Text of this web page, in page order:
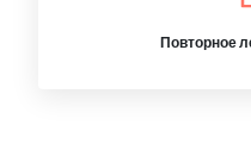
Повторное